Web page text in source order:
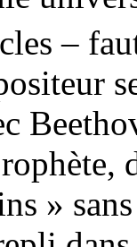
–
»